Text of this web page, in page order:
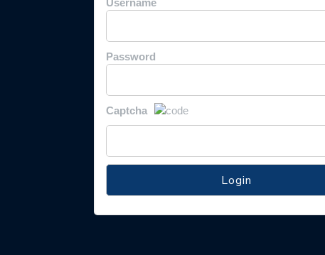
Username
Password
Captcha